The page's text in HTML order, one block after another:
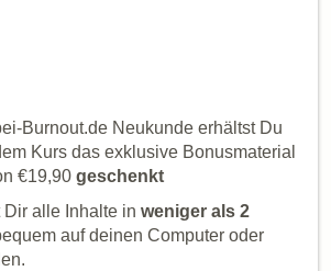
Burnout.de Neukunde erhältst Du
Kurs das exklusive Bonusmaterial
€19,90 geschenkt
Dir alle Inhalte in weniger als 2
auf deinen Computer oder